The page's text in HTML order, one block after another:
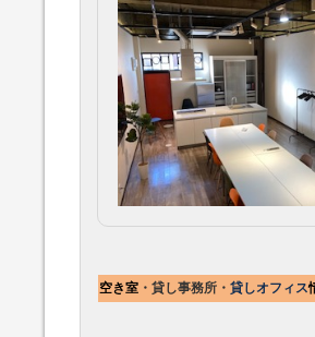
空き室・貸し事務所・ 貸しオフィス